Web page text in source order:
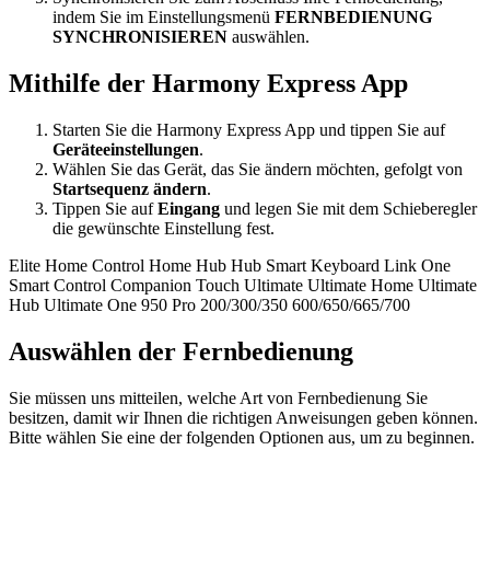
indem Sie im Einstellungsmenü FERNBEDIENUNG
SYNCHRONISIEREN auswählen.
Mithilfe der Harmony Express App
Starten Sie die Harmony Express App und tippen Sie auf
Geräteeinstellungen.
Wählen Sie das Gerät, das Sie ändern möchten, gefolgt von
Startsequenz ändern.
Tippen Sie aufEingang und legen Sie mit dem Schieberegler
die gewünschte Einstellung fest.
Elite Home Control Home Hub Hub Smart Keyboard Link One
Smart Control Companion Touch Ultimate Ultimate Home Ultimate
Hub Ultimate One 950 Pro 200/300/350 600/650/665/700
Auswählen der Fernbedienung
Sie müssen uns mitteilen, welche Art von Fernbedienung Sie
besitzen, damit wir Ihnen die richtigen Anweisungen geben können.
Bitte wählen Sie eine der folgenden Optionen aus, um zu beginnen.